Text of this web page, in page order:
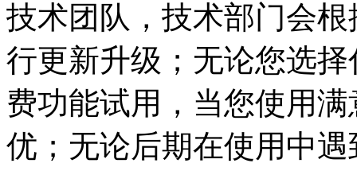
技术团队，技术部门会
行更新升级；无论您选
费功能试用，当您使用
优；无论后期在使用中